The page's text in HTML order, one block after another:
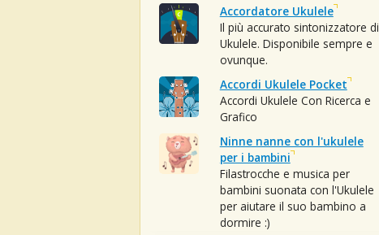
Accordatore Ukulele
Il più accurato sintonizzatore di
Ukulele. Disponibile sempre e
ovunque.
Accordi Ukulele Pocket
Accordi Ukulele Con Ricerca e
Grafico
Ninne nanne con l'ukulele
per i bambini
Filastrocche e musica per
bambini suonata con l'Ukulele
per aiutare il suo bambino a
dormire :)